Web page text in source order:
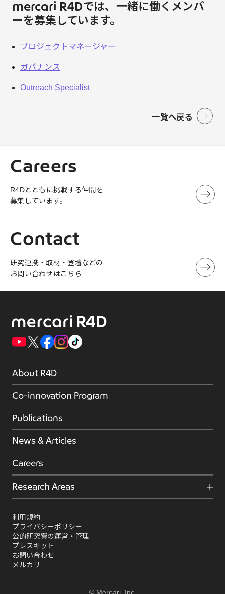
mercari R4Dでは、一緒に働くメンバ
ーを募集しています。
プロジェクトマネージャー
ガバナンス
Outreach Specialist
一覧へ戻る
Careers
R4Dとともに挑戦する仲間を
募集しています。
Contact
研究連携・取材・登壇などの
お問い合わせはこちら
About R4D
Co-innovation Program
Publications
News & Articles
Careers
Research Areas
利用規約
プライバシーポリシー
公的研究費の運営・管理
プレスキット
お問い合わせ
メルカリ